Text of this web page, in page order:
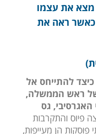
מצא את עצמו
כאשר ראה את
להתייחס אל
ראש הממשלה,
האגרסיבי, גס
פיוס והתקרבות
פוסקות הן מעייפות,